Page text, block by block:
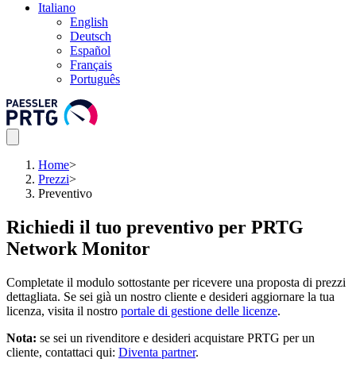
Italiano
English
Deutsch
Español
Français
Português
Home>
Prezzi>
Preventivo
Richiedi il tuo preventivo per PRTG
Network Monitor
Completate il modulo sottostante per ricevere una proposta di prezzi
dettagliata. Se sei già un nostro cliente e desideri aggiornare la tua
licenza, visita il nostro portale di gestione delle licenze.
Nota: se sei un rivenditore e desideri acquistare PRTG per un
cliente, contattaci qui: Diventa partner.